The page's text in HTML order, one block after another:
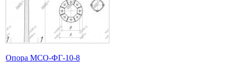
Опора МCО-ФГ-10-8